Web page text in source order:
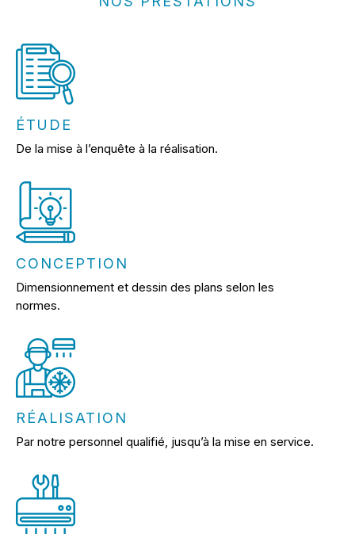
ÉTUDE
De la mise à l’enquête à la réalisation.
CONCEPTION
Dimensionnement et dessin des plans selon les
normes.
RÉALISATION
Par notre personnel qualifié, jusqu’à la mise en service.